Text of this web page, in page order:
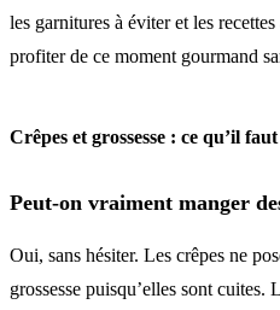
les garnitures à éviter et les
profiter de ce moment gourmand
Crêpes et grossesse : ce qu’il
Peut-on vraiment manger
Oui, sans hésiter. Les crêpes ne
grossesse puisqu’elles sont cuites.